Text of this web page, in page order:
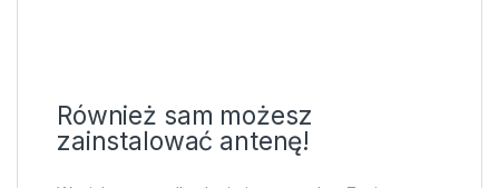
Również sam możesz
zainstalować antenę!